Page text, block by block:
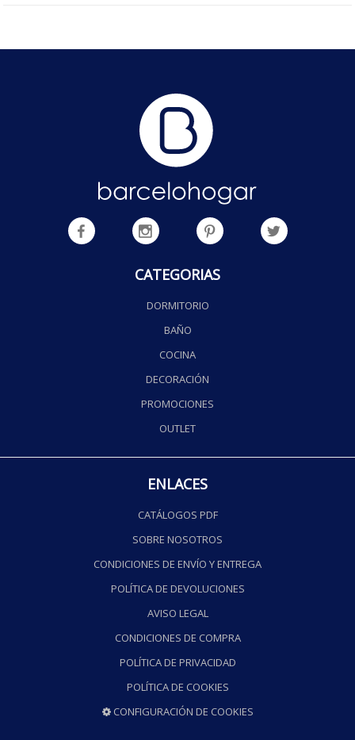
CATEGORIAS
DORMITORIO
BAÑO
COCINA
DECORACIÓN
PROMOCIONES
OUTLET
ENLACES
CATÁLOGOS PDF
SOBRE NOSOTROS
CONDICIONES DE ENVÍO Y ENTREGA
POLÍTICA DE DEVOLUCIONES
AVISO LEGAL
CONDICIONES DE COMPRA
POLÍTICA DE PRIVACIDAD
POLÍTICA DE COOKIES
CONFIGURACIÓN DE COOKIES